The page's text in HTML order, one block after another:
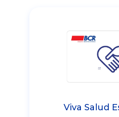
Viva Salud